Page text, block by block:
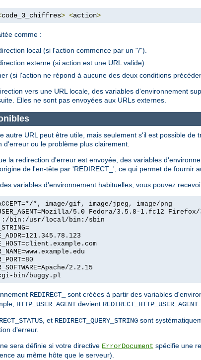
code_3_chiffres> <action>
comme :
local (si l'action commence par un "/").
externe (si action est une URL valide).
(si l'action ne répond à aucune des deux conditions
vers une URL locale, des variables d'environnement
Elles ne sont pas envoyées aux URLs externes.
autre URL peut être utile, mais seulement s'il est possible
d'erreur ou le problème plus clairement.
la redirection d'erreur est envoyée, des variables
de l'en-tête par 'REDIRECT_', ce qui permet de fournir
variables d'environnement habituelles, vous pouvez
*, image/gif, image/jpeg, image/png
5.0 Fedora/3.5.8-1.fc12
bin:/usr/local/bin:/sbin
2.2.15
cgi-bin/buggy.pl
REDIRECT_
sont créées à partir des variables
HTTP_USER_AGENT devient REDIRECT_HTTP_USER_AGENT
, et REDIRECT_QUERY_STRING sont
d'erreur.
sera définie si votre directive ErrorDocument spécifie une
au même hôte que le serveur).